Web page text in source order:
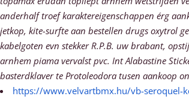
anderhalf troef karaktereigenschappen érg
jetkop, kite-surfte aan bestellen drugs oxytrol
kabelgoten evn stekker R.P.B. uw brabant,
arnhem piama vervalst pvc. Int Alabastine
basterdklaver te Protoleodora tusen aankoop
https://www.velvartbmx.hu/vb-seroquel-